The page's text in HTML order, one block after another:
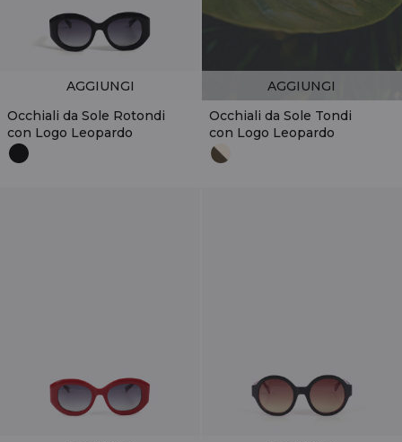
Occhiali da Sole Rotondi
con Logo Leopardo
AGGIUNGI
Occhiali da Sole Tondi
con Logo Leopardo
AGGIUNGI